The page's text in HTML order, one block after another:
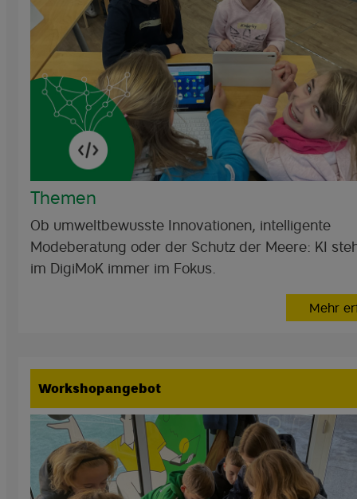
Themen
Ob umweltbewusste Innovationen, intelligente
Modeberatung oder der Schutz der Meere: KI
im DigiMoK immer im Fokus.
Mehr
Workshopangebot